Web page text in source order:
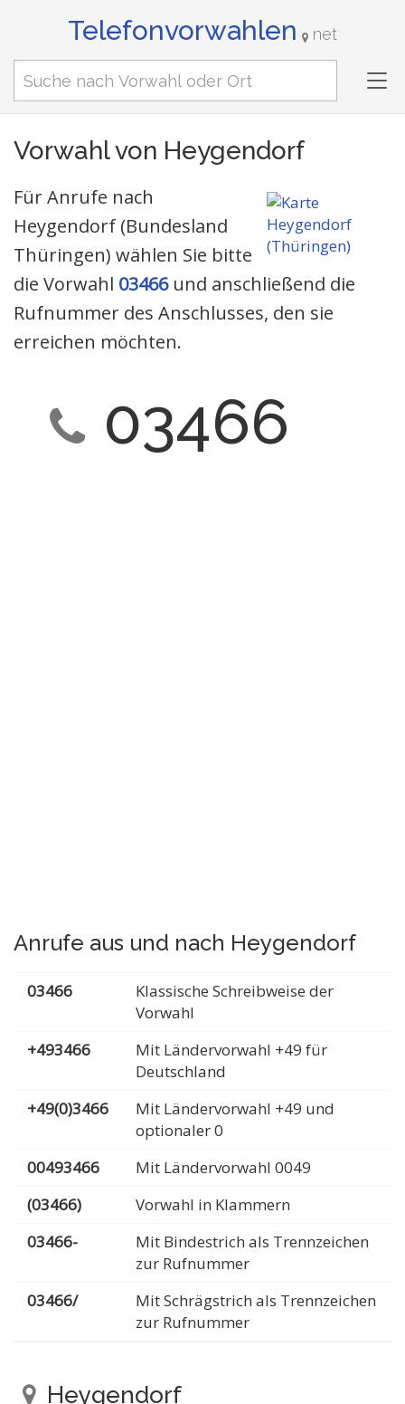
Telefonvorwahlen net
Vorwahl von Heygendorf
Für Anrufe nach
Heygendorf (Bundesland
Thüringen) wählen Sie bitte
die Vorwahl 03466und anschließend die
Rufnummer des Anschlusses, den sie
erreichen möchten.
03466
Anrufe aus und nach Heygendorf
03466
Klassische Schreibweise der
Vorwahl
+493466
Mit Ländervorwahl +49 für
Deutschland
+49(0)3466
Mit Ländervorwahl +49 und
optionaler 0
00493466
Mit Ländervorwahl 0049
(03466)
Vorwahl in Klammern
03466-
Mit Bindestrich als Trennzeichen
zur Rufnummer
03466/
Mit Schrägstrich als Trennzeichen
zur Rufnummer
Heygendorf